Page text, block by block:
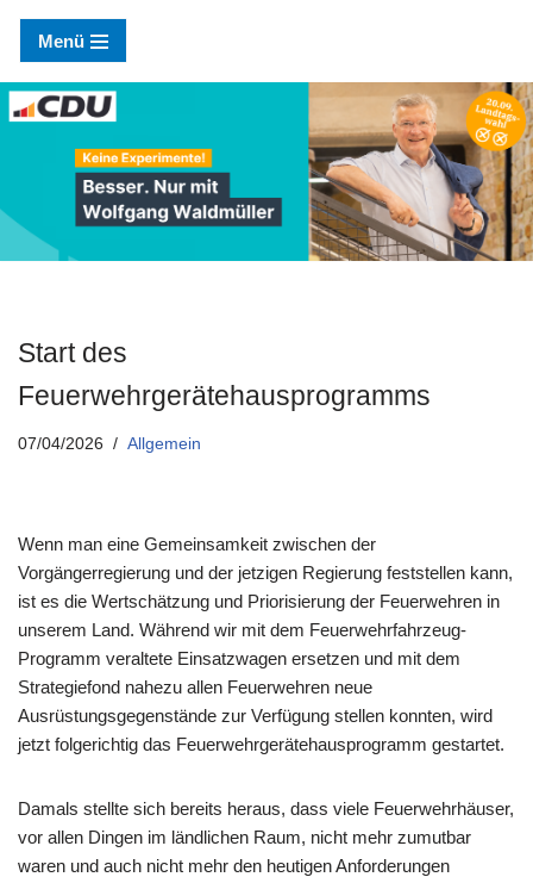
Zum
Inhalt
springen
Menü
Start des
Feuerwehrgerätehausprogramms
07/04/2026 Allgemein
Wenn man eine Gemeinsamkeit zwischen der
Vorgängerregierung und der jetzigen Regierung feststellen kann,
ist es die Wertschätzung und Priorisierung der Feuerwehren in
unserem Land. Während wir mit dem Feuerwehrfahrzeug-
Programm veraltete Einsatzwagen ersetzen und mit dem
Strategiefond nahezu allen Feuerwehren neue
Ausrüstungsgegenstände zur Verfügung stellen konnten, wird
jetzt folgerichtig das Feuerwehrgerätehausprogramm gestartet.
Damals stellte sich bereits heraus, dass viele Feuerwehrhäuser,
vor allen Dingen im ländlichen Raum, nicht mehr zumutbar
waren und auch nicht mehr den heutigen Anforderungen